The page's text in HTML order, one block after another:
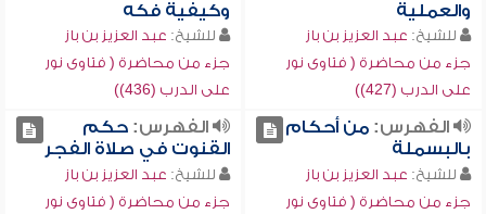
والعملية
للشيخ: عبد العزيز بن باز
جزء من محاضرة ( فتاوى نور
على الدرب (427))
وكيفية فكه
للشيخ: عبد العزيز بن باز
جزء من محاضرة ( فتاوى نور
على الدرب (436))
الفهرس:من أحكام
بالبسملة
للشيخ: عبد العزيز بن باز
جزء من محاضرة ( فتاوى نور
الفهرس:حكم
القنوت في صلاة الفجر
للشيخ: عبد العزيز بن باز
جزء من محاضرة ( فتاوى نور